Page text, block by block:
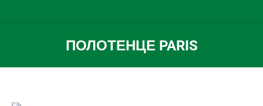
ПОЛОТЕНЦЕ PARIS
Вы здесь: